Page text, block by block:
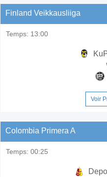
Finland Veikkausliiga
Temps: 13:00
Voir
Colombia Primera A
Temps: 00:25